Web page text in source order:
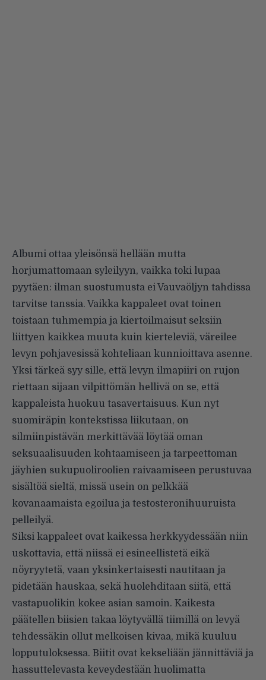
Albumi ottaa yleisönsä hellään mutta
horjumattomaan syleilyyn, vaikka toki lupaa
pyytäen: ilman suostumusta ei Vauvaöljyn tahdissa
tarvitse tanssia. Vaikka kappaleet ovat toinen
toistaan tuhmempia ja kiertoilmaisut seksiin
liittyen kaikkea muuta kuin kierteleviä, väreilee
levyn pohjavesissä kohteliaan kunnioittava asenne.
Yksi tärkeä syy sille, että levyn ilmapiiri on rujon
riettaan sijaan vilpittömän hellivä on se, että
kappaleista huokuu tasavertaisuus. Kun nyt
suomiräpin kontekstissa liikutaan, on
silmiinpistävän merkittävää löytää oman
seksuaalisuuden kohtaamiseen ja tarpeettoman
jäyhien sukupuoliroolien raivaamiseen perustuvaa
sisältöä sieltä, missä usein on pelkkää
kovanaamaista egoilua ja testosteronihuuruista
pelleilyä.
Siksi kappaleet ovat kaikessa herkkyydessään niin
uskottavia, että niissä ei esineellistetä eikä
nöyryytetä, vaan yksinkertaisesti nautitaan ja
pidetään hauskaa, sekä huolehditaan siitä, että
vastapuolikin kokee asian samoin. Kaikesta
päätellen biisien takaa löytyvällä tiimillä on levyä
tehdessäkin ollut melkoisen kivaa, mikä kuuluu
lopputuloksessa. Biitit ovat kekseliään jännittäviä ja
hassuttelevasta keveydestään huolimatta